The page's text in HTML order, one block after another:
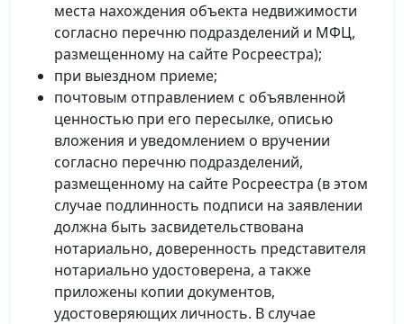
места нахождения объекта недвижимости
согласно перечню подразделений и МФЦ,
размещенному на сайте Росреестра);
при выездном приеме;
почтовым отправлением с объявленной
ценностью при его пересылке, описью
вложения и уведомлением о вручении
согласно перечню подразделений,
размещенному на сайте Росреестра (в этом
случае подлинность подписи на заявлении
должна быть засвидетельствована
нотариально, доверенность представителя
нотариально удостоверена, а также
приложены копии документов,
удостоверяющих личность. В случае